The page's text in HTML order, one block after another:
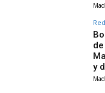
y